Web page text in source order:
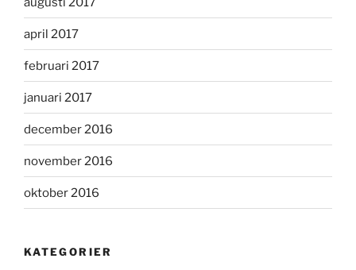
april 2017
februari 2017
januari 2017
december 2016
november 2016
oktober 2016
KATEGORIER